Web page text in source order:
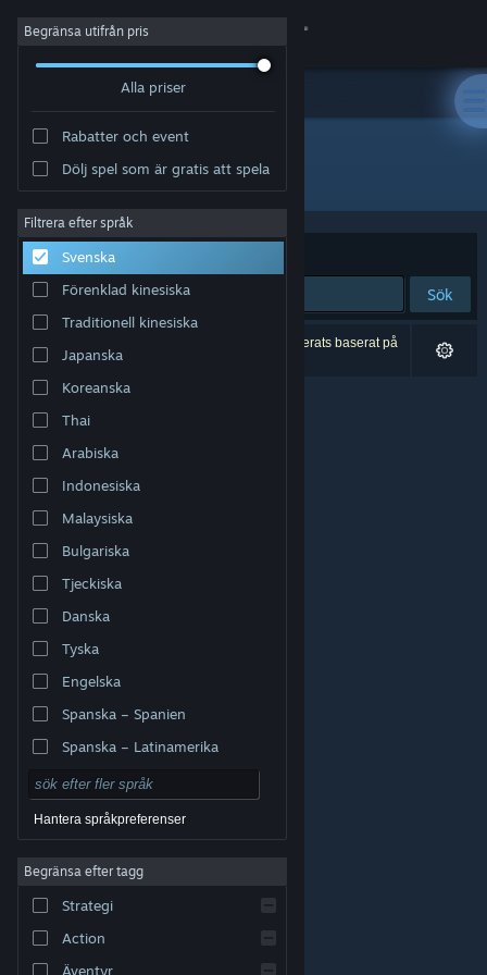
Logga in
Om
Support
Byt språk
Skaffa Steams mobilapp
Se skrivbordswebbplats
varumärken tillhör respektive ägare i USA och andra
Tillgänglighet
Återbetalningar|
Begränsa utifrån pris
Alla priser
Rabatter och event
Dölj spel som är gratis att spela
Filtrera efter språk
Svenska
Förenklad kinesiska
Traditionell kinesiska
Japanska
Koreanska
Thai
Arabiska
Indonesiska
Malaysiska
Bulgariska
Tjeckiska
Danska
Tyska
Engelska
Spanska – Spanien
Spanska – Latinamerika
Hantera språkpreferenser
Begränsa efter tagg
Strategi
Action
Äventyr
Utvecklare: Keone
Sortera efter Relevans
Sök
0 träffar matchade din sökning. 1 titel har exkluderats baserat på
dina preferenser.